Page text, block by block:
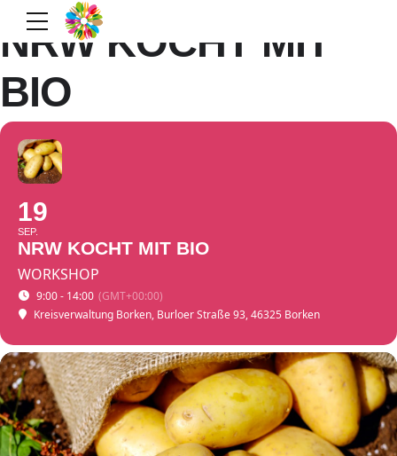
NRW KOCHT MIT
BIO
19
SEP.
NRW KOCHT MIT BIO
WORKSHOP
9:00 - 14:00 (GMT+00:00)
Kreisverwaltung Borken, Burloer Straße 93, 46325 Borken